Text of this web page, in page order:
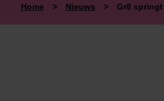
Home > Nieuws > Gr8